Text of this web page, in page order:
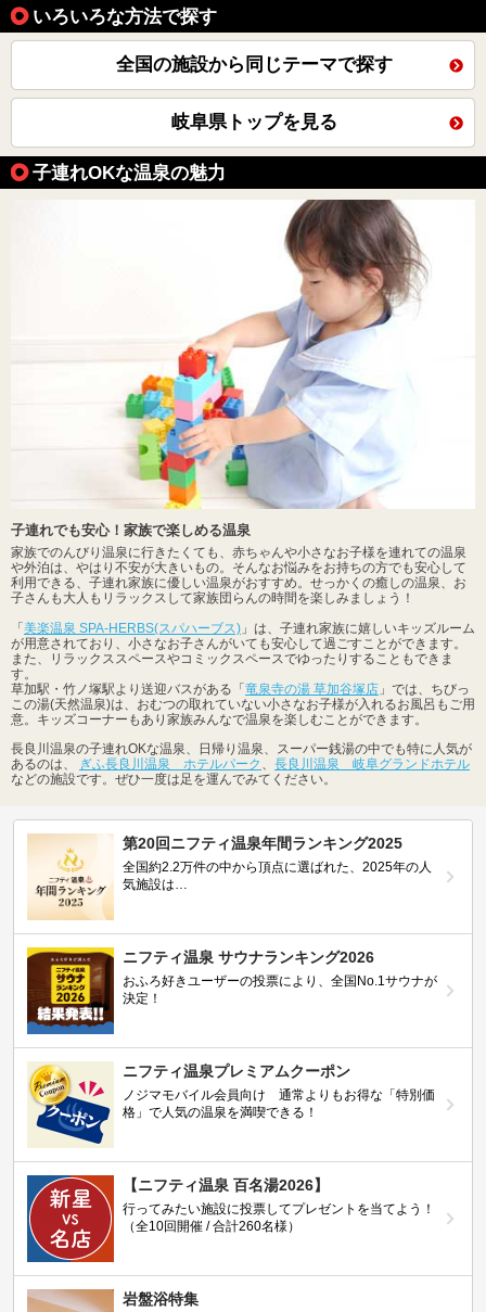
いろいろな方法で探す
全国の施設から同じテーマで探す
岐阜県トップを見る
子連れOKな温泉の魅力
子連れでも安心！家族で楽しめる温泉
家族でのんびり温泉に行きたくても、赤ちゃんや小さなお子様を連れての温泉
や外泊は、やはり不安が大きいもの。そんなお悩みをお持ちの方でも安心して
利用できる、子連れ家族に優しい温泉がおすすめ。せっかくの癒しの温泉、お
子さんも大人もリラックスして家族団らんの時間を楽しみましょう！
「 美楽温泉 SPA-HERBS(スパハーブス) 」は、子連れ家族に嬉しいキッズルーム
が用意されており、小さなお子さんがいても安心して過ごすことができます。
また、リラックススペースやコミックスペースでゆったりすることもできま
す。
草加駅・竹ノ塚駅より送迎バスがある「 竜泉寺の湯 草加谷塚店 」では、ちびっ
この湯(天然温泉)は、おむつの取れていない小さなお子様が入れるお風呂もご用
意。キッズコーナーもあり家族みんなで温泉を楽しむことができます。
長良川温泉の子連れOKな温泉、日帰り温泉、スーパー銭湯の中でも特に人気が
あるのは、
ぎふ長良川温泉 ホテルパーク 、 長良川温泉 岐阜グランドホテル
などの施設です。ぜひ一度は足を運んでみてください。
第20回ニフティ温泉年間ランキング2025
全国約2.2万件の中から頂点に選ばれた、2025年の人
気施設は…
ニフティ温泉 サウナランキング2026
おふろ好きユーザーの投票により、全国No.1サウナが
決定！
ニフティ温泉プレミアムクーポン
ノジマモバイル会員向け 通常よりもお得な「特別価
格」で人気の温泉を満喫できる！
【ニフティ温泉 百名湯2026】
行ってみたい施設に投票してプレゼントを当てよう！
（全10回開催 / 合計260名様）
岩盤浴特集